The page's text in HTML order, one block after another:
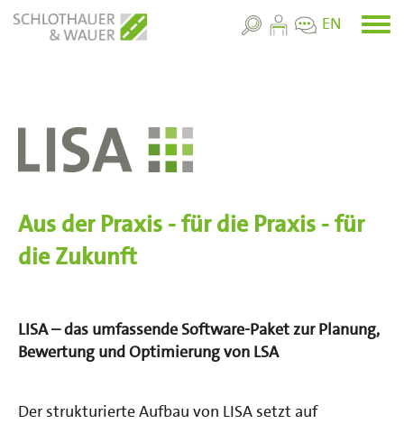
Skip
EN
Aus der Praxis - für die Praxis - für
die Zukunft
LISA – das umfassende Software-Paket zur Planung,
Bewertung und Optimierung von LSA
Der strukturierte Aufbau von LISA setzt auf